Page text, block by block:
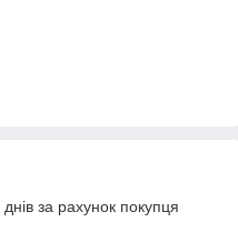
за рахунок покупця